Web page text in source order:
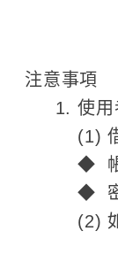
注意事項
使用
(1)
◆ 帳
◆ 密
(2)